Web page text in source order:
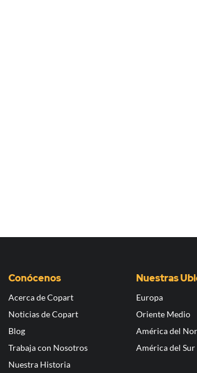
Conócenos
Acerca de Copart
Noticias de Copart
Blog
Trabaja con Nosotros
Nuestra Historia
Nuestras
Europa
Oriente Medio
América del
América del Sur